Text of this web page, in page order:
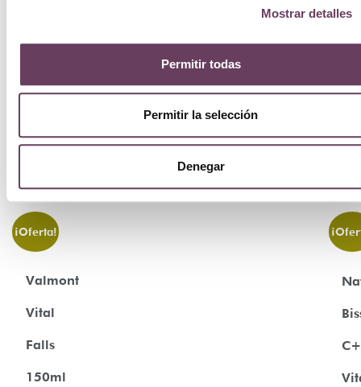
Mostrar detalles
Permitir todas
Permitir la selección
Denegar
¡Oferta!
Valmont
Vital
Falls
150ml